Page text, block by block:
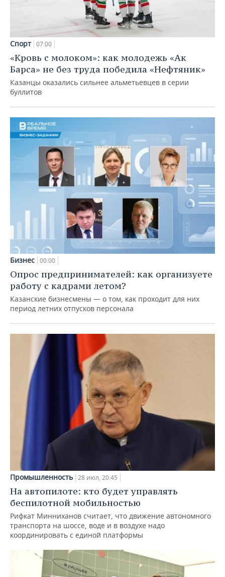
Спорт 07:00
«Кровь с молоком»: как молодежь «Ак
Барса» не без труда победила «Нефтяник»
Казанцы оказались сильнее альметьевцев в серии
буллитов
Бизнес 00:00
Опрос предпринимателей: как организуете
работу с кадрами летом?
Казанские бизнесмены — о том, как проходит для них
период летних отпусков персонала
Промышленность 28 июл, 20:45
На автопилоте: кто будет управлять
беспилотной мобильностью
Рифкат Минниханов считает, что движение автономного
транспорта на шоссе, воде и в воздухе надо
координировать с единой платформы